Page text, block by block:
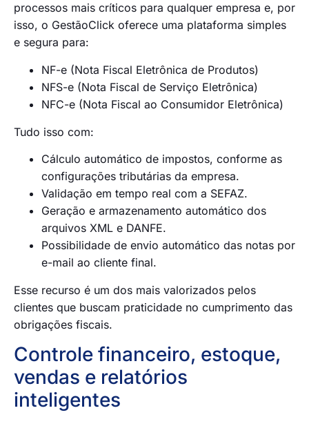
processos mais críticos para qualquer empresa e, por
isso, o GestãoClick oferece uma plataforma simples
e segura para:
NF-e (Nota Fiscal Eletrônica de Produtos)
NFS-e (Nota Fiscal de Serviço Eletrônica)
NFC-e (Nota Fiscal ao Consumidor Eletrônica)
Tudo isso com:
Cálculo automático de impostos, conforme as
configurações tributárias da empresa.
Validação em tempo real com a SEFAZ.
Geração e armazenamento automático dos
arquivos XML e DANFE.
Possibilidade de envio automático das notas por
e-mail ao cliente final.
Esse recurso é um dos mais valorizados pelos
clientes que buscam praticidade no cumprimento das
obrigações fiscais.
Controle financeiro, estoque,
vendas e relatórios
inteligentes